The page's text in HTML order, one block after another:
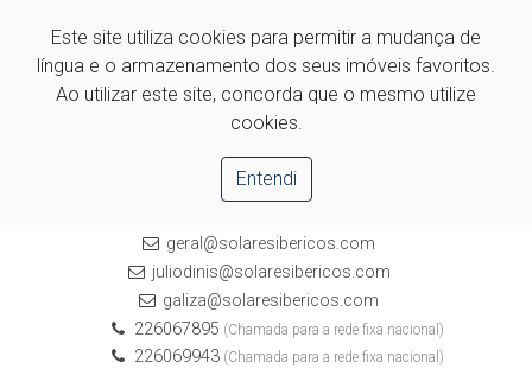
Este site utiliza cookies para permitir a mudança de
língua e o armazenamento dos seus imóveis favoritos.
Ao utilizar este site, concorda que o mesmo utilize
cookies.
Entendi
geral@solaresibericos.com
juliodinis@solaresibericos.com
galiza@solaresibericos.com
226067895 (Chamada para a rede fixa nacional)
226069943(Chamada para a rede fixa nacional)